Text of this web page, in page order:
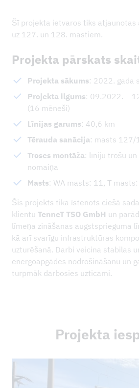
Šī projekta ietvaros tiks atjaunotas
uz 127. un 128. mastiem.
Projekta pārskats
Projekta sākums: 2022. gada
Projekta ilgums: 09.2022. –
(16 mēneši)
Līnijas garums: 40,6 km
Tērauda sanācija: masts 127/
Troses montāža: līniju trošu
nomaiņa
Masts: WA masts: 11, T
Šis projekts tika īstenots ciešā
klientu TenneT TSO GmbH un
līmeņa zināšanas augstsprieguma
kā arī svarīgu infrastruktūras
uzturēšanā. Darbi veicina stabilas
energoapgādes nodrošināšanu un
turpmāk darbosies uzticami.
Projekta